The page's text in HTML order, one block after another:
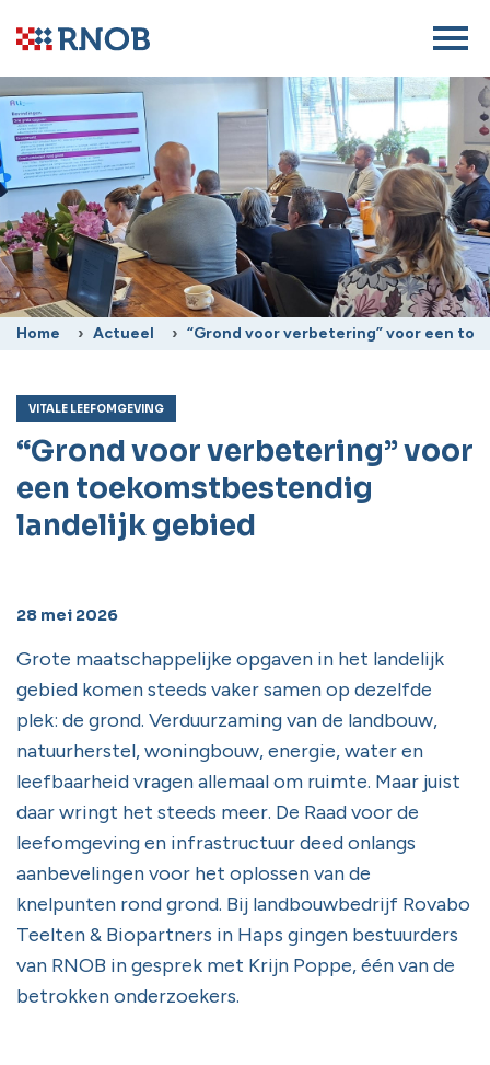
Home Actueel “Grond voor verbetering” voor een
VITALE LEEFOMGEVING
“Grond voor verbetering” voor
een toekomstbestendig
landelijk gebied
28 mei 2026
Grote maatschappelijke opgaven in het landelijk
gebied komen steeds vaker samen op dezelfde
plek: de grond. Verduurzaming van de landbouw,
natuurherstel, woningbouw, energie, water en
leefbaarheid vragen allemaal om ruimte. Maar juist
daar wringt het steeds meer. De Raad voor de
leefomgeving en infrastructuur deed onlangs
aanbevelingen voor het oplossen van de
knelpunten rond grond. Bij landbouwbedrijf Rovabo
Teelten & Biopartners in Haps gingen bestuurders
van RNOB in gesprek met Krijn Poppe, één van de
betrokken onderzoekers.